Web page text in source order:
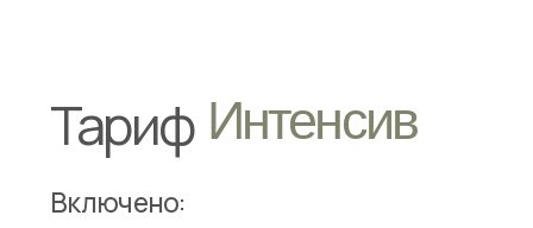
способ оплаты
удобный
Вы можете выбрать
любой